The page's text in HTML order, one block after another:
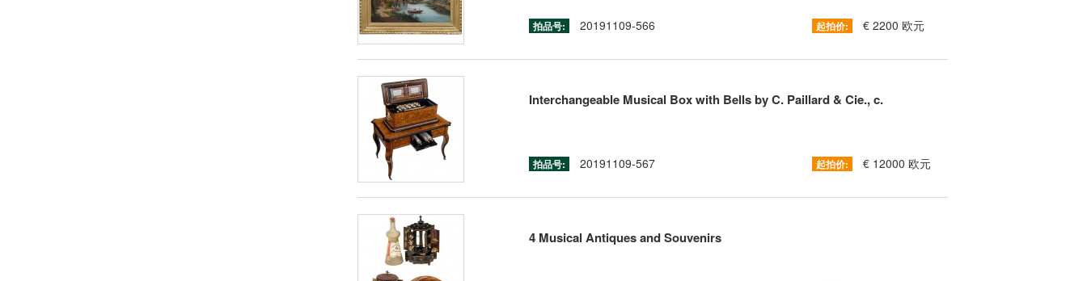
拍品号: 20191109-566 起拍价: € 2200 欧元
Interchangeable Musical Box with Bells by C. Paillard & Cie., c.
拍品号: 20191109-567 起拍价: € 12000 欧元
4 Musical Antiques and Souvenirs